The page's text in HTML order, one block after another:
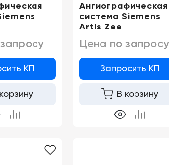
КП
Ангиографическая
система Siemens
Artis Zee
Цена по запросу
Запросить КП
В корзину